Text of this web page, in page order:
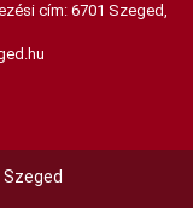
cím: 6701 Szeged,